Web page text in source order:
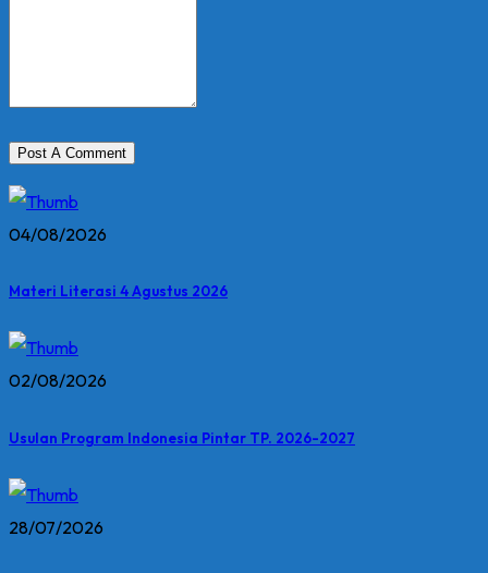
04/08/2026
Materi Literasi 4 Agustus 2026
02/08/2026
Usulan Program Indonesia Pintar TP. 2026-2027
28/07/2026